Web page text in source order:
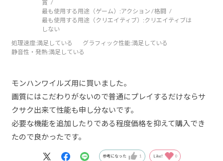
賞
最も使用する用途（ゲーム）:アクション / 格闘
最も使用する用途（クリエイティブ）:クリエイティブは
しない
処理速度:満足している グラフィック性能:満足している
静音性・発熱:満足している
モンハンワイルズ用に買いました。
画質にはこだわりがないので普通にプレイするだけならサ
クサク出来て性能も申し分ないです。
必要な機能を追加したりである程度価格を抑えて購入でき
たので良かったです。
参考になった 1 Like! 0